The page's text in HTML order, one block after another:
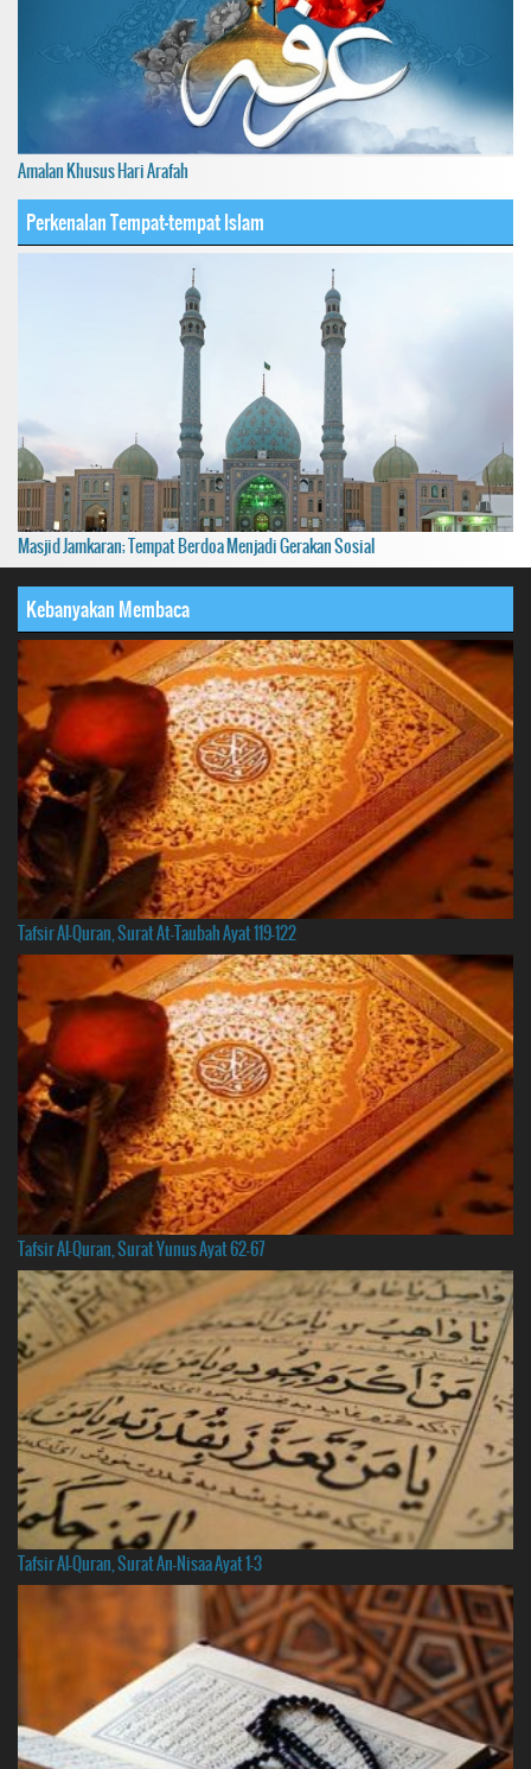
Amalan Khusus Hari Arafah
Perkenalan Tempat-tempat Islam
Masjid Jamkaran; Tempat Berdoa Menjadi Gerakan Sosial
Kebanyakan Membaca
Tafsir Al-Quran, Surat At-Taubah Ayat 119-122
Tafsir Al-Quran, Surat Yunus Ayat 62-67
Tafsir Al-Quran, Surat An-Nisaa Ayat 1-3